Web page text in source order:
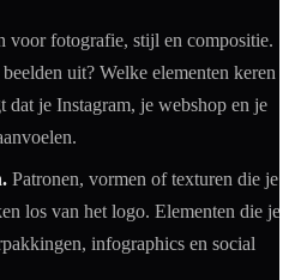
voor fotografie, stijl en compositie.
uit? Welke elementen keren
dat je Instagram, je webshop en je
Patronen, vormen of texturen die je
los van het logo. Elementen die je
infographics en social